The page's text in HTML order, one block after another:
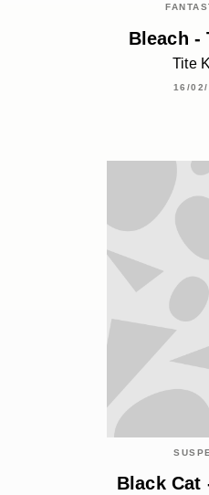
Bleach -
Tite
16/
Black Cat